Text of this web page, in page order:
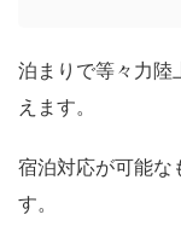
泊まりで等々力陸
えます。
宿泊対応が可能な
す。